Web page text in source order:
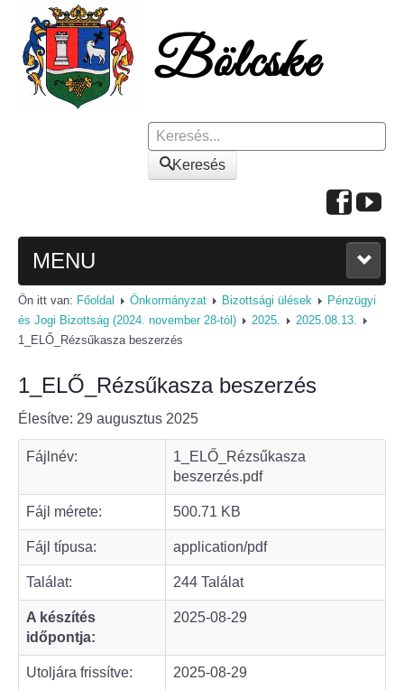
Keresés
Keresés
MENU
FŐOLDAL
Polgármesteri köszöntő
Bölcske település
Bölcske történelme
Mi újság Bölcskén?
Értéktár bizottság
Turizmus
Látnivalók
Ön itt van: Főoldal Önkormányzat Bizottsági ülések
Pénzügyi
és Jogi Bizottság (2024. november 28-tól)
2025.
2025.08.13.
1_ELŐ_Rézsűkasza beszerzés
1_ELŐ_Rézsűkasza beszerzés
Élesítve: 29 augusztus 2025
Fájlnév:
1_ELŐ_Rézsűkasza
beszerzés.pdf
Fájl mérete: 500.71 KB
Fájl típusa: application/pdf
Találat: 244 Találat
A készítés
időpontja:
2025-08-29
Utoljára frissítve: 2025-08-29